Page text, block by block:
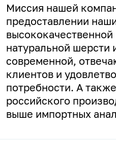
Миссия нашей
предоставлении
натуральной шерсти
современной,
клиентов и
потребности. А
российского
выше импортных